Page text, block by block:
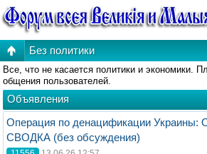
Без политики
Все, что не касается политики и экономики.
общения пользователей.
Объявления
Операция по денацификации
СВОДКА (без обсуждения)